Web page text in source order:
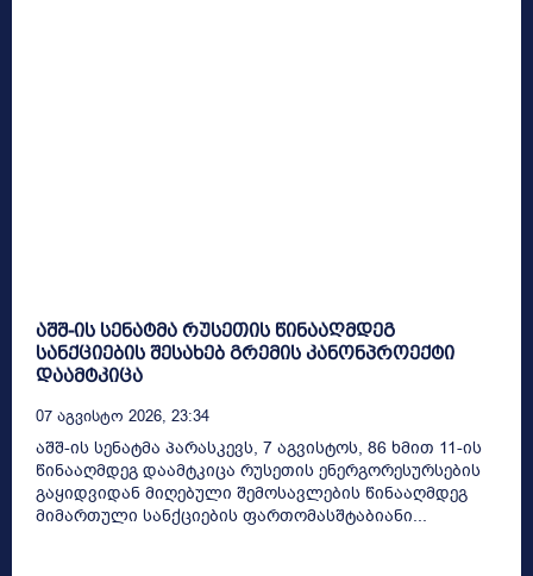
აშშ-ის სენატმა რუსეთის წინააღმდეგ
სანქციების შესახებ გრემის კანონპროექტი
დაამტკიცა
07 Აგვისტო 2026, 23:34
აშშ-ის სენატმა პარასკევს, 7 აგვისტოს, 86 ხმით 11-ის
წინააღმდეგ დაამტკიცა რუსეთის ენერგორესურსების
გაყიდვიდან მიღებული შემოსავლების წინააღმდეგ
მიმართული სანქციების ფართომასშტაბიანი...